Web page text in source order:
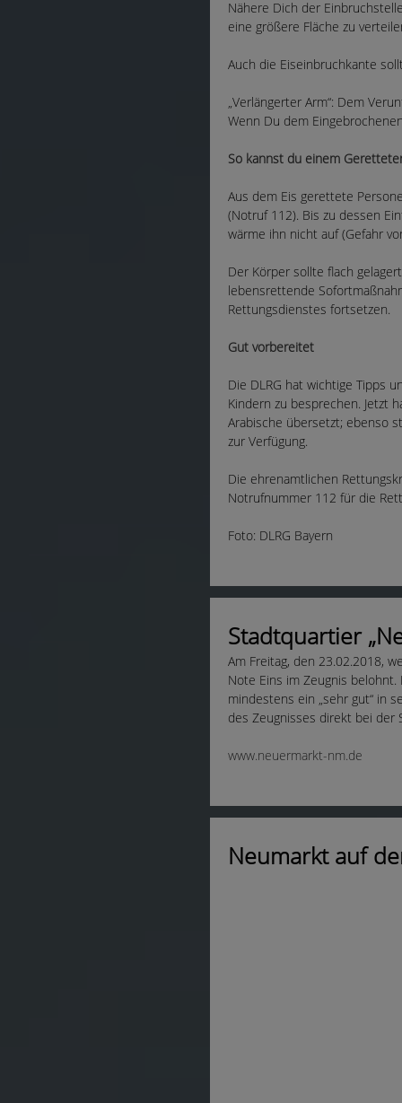
Nähere Dich der
eine größere Fläche zu
Auch die Eiseinbruchkante
„Verlängerter Arm“: Dem
Wenn Du dem
So kannst du einem
Aus dem Eis gerettete
(Notruf 112). Bis zu dessen
wärme ihn nicht auf (Gefahr
Der Körper sollte flach
lebensrettende
Rettungsdienstes fortsetzen.
Gut vorbereitet
Die DLRG hat wichtige Tipps
Kindern zu besprechen. Jetzt
Arabische übersetzt; ebenso
zur Verfügung.
Die ehrenamtlichen
Notrufnummer 112 für die
Foto: DLRG Bayern
Stadtquartier
Am Freitag, den 23.02.2018,
Note Eins im Zeugnis
mindestens ein „sehr gut“ in
des Zeugnisses direkt bei der
www.neuermarkt-nm.de
Neumarkt auf